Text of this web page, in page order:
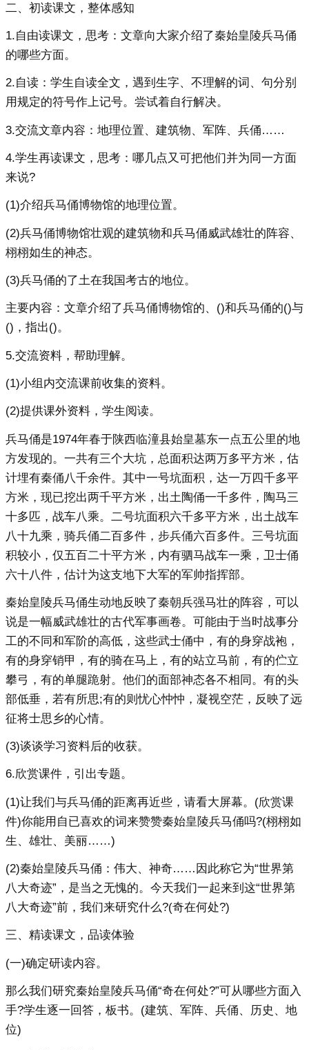
二、初读课文，整体感知
1.自由读课文，思考：文章向大家介绍了秦始皇陵兵马俑
的哪些方面。
2.自读：学生自读全文，遇到生字、不理解的词、句分别
用规定的符号作上记号。尝试着自行解决。
3.交流文章内容：地理位置、建筑物、军阵、兵俑……
4.学生再读课文，思考：哪几点又可把他们并为同一方面
来说?
(1)介绍兵马俑博物馆的地理位置。
(2)兵马俑博物馆壮观的建筑物和兵马俑威武雄壮的阵容、
栩栩如生的神态。
(3)兵马俑的了土在我国考古的地位。
主要内容：文章介绍了兵马俑博物馆的、()和兵马俑的()与
()，指出()。
5.交流资料，帮助理解。
(1)小组内交流课前收集的资料。
(2)提供课外资料，学生阅读。
兵马俑是1974年春于陕西临潼县始皇墓东一点五公里的地
方发现的。一共有三个大坑，总面积达两万多平方米，估
计埋有秦俑八千余件。其中一号坑面积，达一万四千多平
方米，现已挖出两千平方米，出土陶俑一千多件，陶马三
十多匹，战车八乘。二号坑面积六千多平方米，出土战车
八十九乘，骑兵俑二百多件，步兵俑六百多件。三号坑面
积较小，仅五百二十平方米，内有驷马战车一乘，卫士俑
六十八件，估计为这支地下大军的军帅指挥部。
秦始皇陵兵马俑生动地反映了秦朝兵强马壮的阵容，可以
说是一幅威武雄壮的古代军事画卷。可能由于当时战事分
工的不同和军阶的高低，这些武士俑中，有的身穿战袍，
有的身穿销甲，有的骑在马上，有的站立马前，有的伫立
攀弓，有的单腿跪射。他们的面部神态各不相同。有的头
部低垂，若有所思;有的则忧心忡忡，凝视空茫，反映了远
征将士思乡的心情。
(3)谈谈学习资料后的收获。
6.欣赏课件，引出专题。
(1)让我们与兵马俑的距离再近些，请看大屏幕。(欣赏课
件)你能用自已喜欢的词来赞赞秦始皇陵兵马俑吗?(栩栩如
生、雄壮、美丽……)
(2)秦始皇陵兵马俑：伟大、神奇……因此称它为“世界第
八大奇迹”，是当之无愧的。今天我们一起来到这“世界第
八大奇迹”前，我们来研究什么?(奇在何处?)
三、精读课文，品读体验
(一)确定研读内容。
那么我们研究秦始皇陵兵马俑“奇在何处?”可从哪些方面入
手?学生逐一回答，板书。(建筑、军阵、兵俑、历史、地
位)